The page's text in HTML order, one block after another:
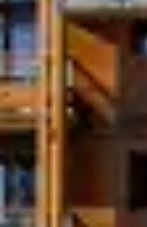
et spectacles
et concerts